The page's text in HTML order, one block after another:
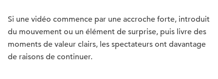
Si une vidéo commence par une accroche forte, introduit
du mouvement ou un élément de surprise, puis livre des
moments de valeur clairs, les spectateurs ont davantage
de raisons de continuer.